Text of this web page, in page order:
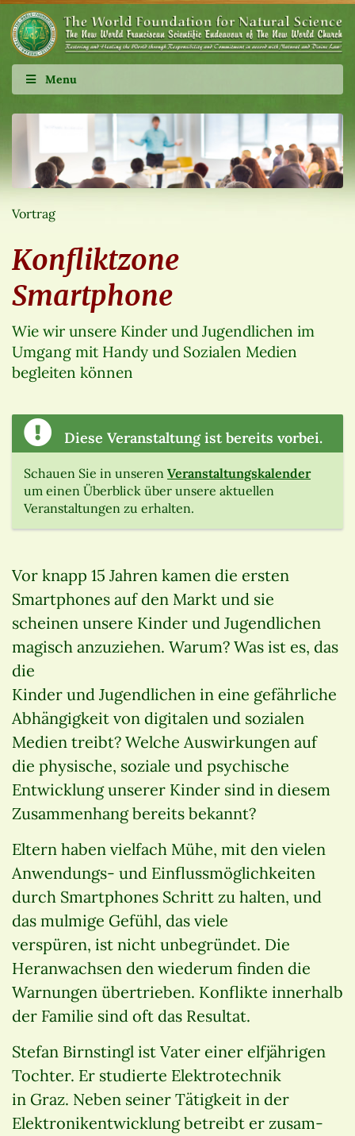
Menu
Vortrag
Konfliktzone
Smartphone
Wie wir unsere Kinder und Jugendlichen im
Umgang mit Handy und Sozialen Medien
begleiten können
Diese Veranstaltung ist bereits vorbei.
Schauen Sie in unseren Veranstaltungskalender
um einen Überblick über unsere aktuellen
Veranstaltungen zu erhalten.
Vor knapp 15 Jahren kamen die ersten
Smartphones auf den Markt und sie
scheinen unsere Kinder und Jugendlichen
magisch anzuziehen. Warum? Was ist es, das
die
Kinder und Jugendlichen in eine gefährliche
Abhängigkeit von digitalen und sozialen
Medien treibt? Welche Auswirkungen auf
die physische, soziale und psychische
Entwicklung unserer Kinder sind in diesem
Zusammenhang bereits bekannt?
Eltern haben vielfach Mühe, mit den vielen
Anwendungs- und Einflussmöglichkeiten
durch Smartphones Schritt zu halten, und
das mulmige Gefühl, das viele
verspüren, ist nicht unbegründet. Die
Heranwachsen den wiederum finden die
Warnungen übertrieben. Konflikte innerhalb
der Familie sind oft das Resultat.
Stefan Birnstingl ist Vater einer elfjährigen
Tochter. Er studierte Elektrotechnik
in Graz. Neben seiner Tätigkeit in der
Elektronikentwicklung betreibt er zusam-